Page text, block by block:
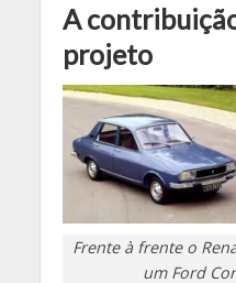
A
projeto
Frente à frente o
um Ford